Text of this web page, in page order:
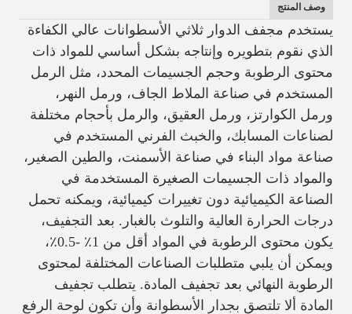
وصف المنتج
يستخدم مجفف الدوار ثلاثي الأسطوانات عالي الكفاءة
الذي نقوم بتطويره وإنتاجه بشكل أساسي للمواد ذات
محتوى الرطوبة وحجم الجسيمات المحدد، مثل الرمل
المستخدم في صناعة الملاط الجاف، ورمل النهر،
ورمل الكوارتز، ورمل العقيق، والرمل بأحجام مختلفة
لصناعات المسابك، والخبث الفرني المستخدم في
صناعة مواد البناء في صناعة الأسمنت، والطين الصغير،
والمواد ذات الجسيمات الصغيرة المستخدمة في
الصناعة الكيميائية دون تغييرات كيميائية، ويمكنه تحمل
درجات الحرارة العالية والتلوث بالغبار. بعد التجفيف،
يكون محتوى الرطوبة في المواد أقل من 1٪ -0.5٪،
ويمكن أن يلبي متطلبات الصناعات المختلفة لمحتوى
الرطوبة النهائي بعد تجفيف المادة. يتطلب تجفيف
المادة ألا تلتصق بجدار الأسطوانة وأن تكون لوحة الرفع